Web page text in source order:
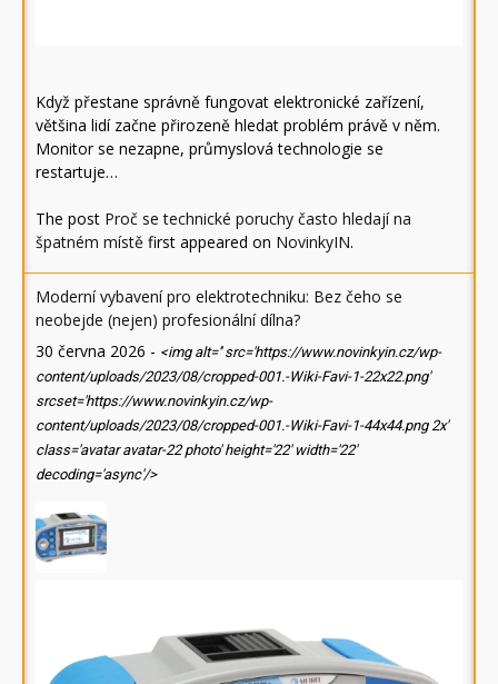
Když přestane správně fungovat elektronické zařízení,
většina lidí začne přirozeně hledat problém právě v něm.
Monitor se nezapne, průmyslová technologie se
restartuje…
The post Proč se technické poruchy často hledají na
špatném místě first appeared on NovinkyIN.
Moderní vybavení pro elektrotechniku: Bez čeho se
neobejde (nejen) profesionální dílna?
30 června 2026 - <img alt='' src='https://www.novinkyin.cz/wp-
content/uploads/2023/08/cropped-001.-Wiki-Favi-1-22x22.png'
srcset='https://www.novinkyin.cz/wp-
content/uploads/2023/08/cropped-001.-Wiki-Favi-1-44x44.png 2x'
class='avatar avatar-22 photo' height='22' width='22'
decoding='async'/>